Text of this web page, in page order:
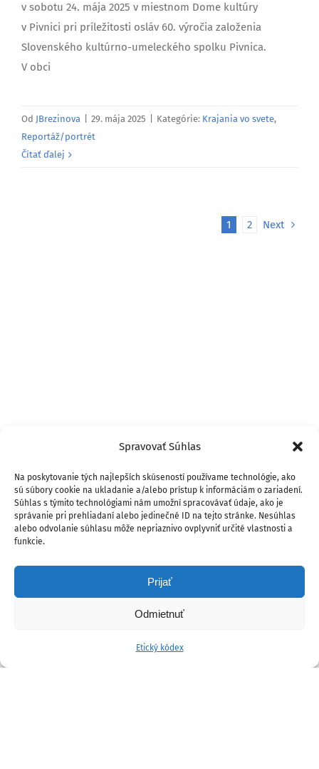
Spravovať Súhlas
Na poskytovanie tých najlepších skúseností používame technológie, ako
sú súbory cookie na ukladanie a/alebo prístup k informáciám o zariadení.
Súhlas s týmito technológiami nám umožní spracovávať údaje, ako je
správanie pri prehliadaní alebo jedinečné ID na tejto stránke. Nesúhlas
alebo odvolanie súhlasu môže nepriaznivo ovplyvniť určité vlastnosti a
funkcie.
Prijať
Odmietnuť
Etický kódex
v sobotu 24. mája 2025 v miestnom Dome kultúry
v Pivnici pri príležitosti osláv 60. výročia založenia
Slovenského kultúrno-umeleckého spolku Pivnica.
V obci
Od JBrezinova 29. mája 2025 Kategórie: Krajania vo svete,
Reportáž/portrét
Čítať ďalej
1 2 Next